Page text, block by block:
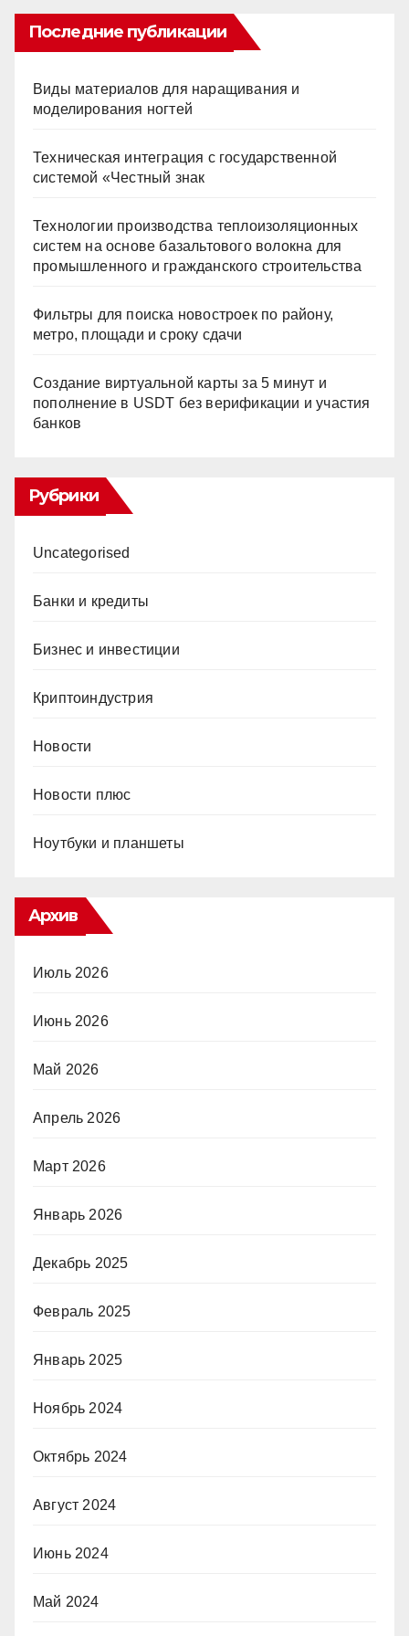
Последние публикации
Виды материалов для наращивания и
моделирования ногтей
Техническая интеграция с государственной
системой «Честный знак
Технологии производства теплоизоляционных
систем на основе базальтового волокна для
промышленного и гражданского строительства
Фильтры для поиска новостроек по району,
метро, площади и сроку сдачи
Создание виртуальной карты за 5 минут и
пополнение в USDT без верификации и участия
банков
Рубрики
Uncategorised
Банки и кредиты
Бизнес и инвестиции
Криптоиндустрия
Новости
Новости плюс
Ноутбуки и планшеты
Архив
Июль 2026
Июнь 2026
Май 2026
Апрель 2026
Март 2026
Январь 2026
Декабрь 2025
Февраль 2025
Январь 2025
Ноябрь 2024
Октябрь 2024
Август 2024
Июнь 2024
Май 2024